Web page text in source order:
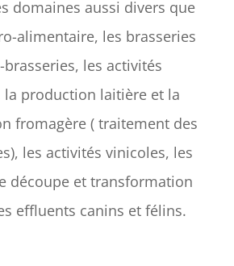
domaines aussi divers que
alimentaire, les brasseries
les activités
la production laitière et la
fromagère ( traitement des
les activités vinicoles, les
découpe et transformation
effluents canins et félins.